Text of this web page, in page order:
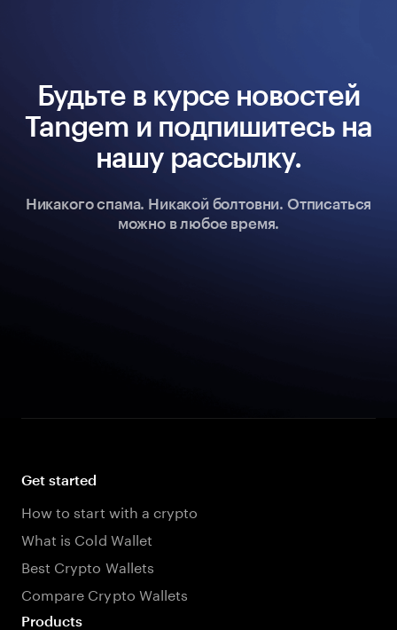
Будьте в курсе новостей
Tangem и подпишитесь на
нашу рассылку.
Никакого спама. Никакой болтовни. Отписаться
можно в любое время.
Get started
How to start with a crypto
What is Cold Wallet
Best Crypto Wallets
Compare Crypto Wallets
Products